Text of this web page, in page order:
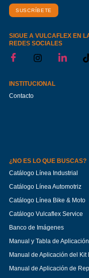
SUSCRÍBETE
SIGUE A VULCAFLEX EN
REDES SOCIALES
INSTITUCIONAL
Contacto
¿NO ES LO QUE BUSCAS?
Catálogo Línea Industrial
Catálogo Línea Automotriz
Catálogo Línea Bike & Moto
Catálogo Vulcaflex Service
Banco de Imágenes
Manual y Tabla de
Manual de Aplicación del Kit
Manual de Aplicación de